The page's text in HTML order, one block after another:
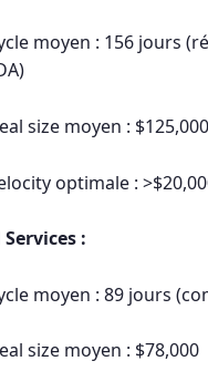
moyen : 156 jours
size moyen : $125,000
optimale :
:
moyen : 89 jours
size moyen : $78,000